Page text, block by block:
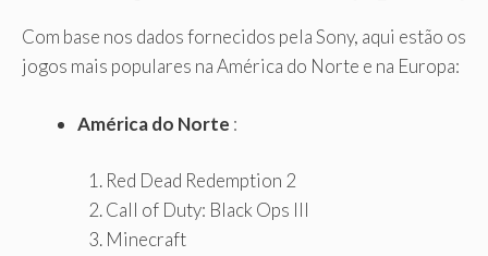
Com base nos dados fornecidos pela Sony, aqui estão os
jogos mais populares na América do Norte e na Europa:
América do Norte :
Red Dead Redemption 2
Call of Duty: Black Ops III
Minecraft